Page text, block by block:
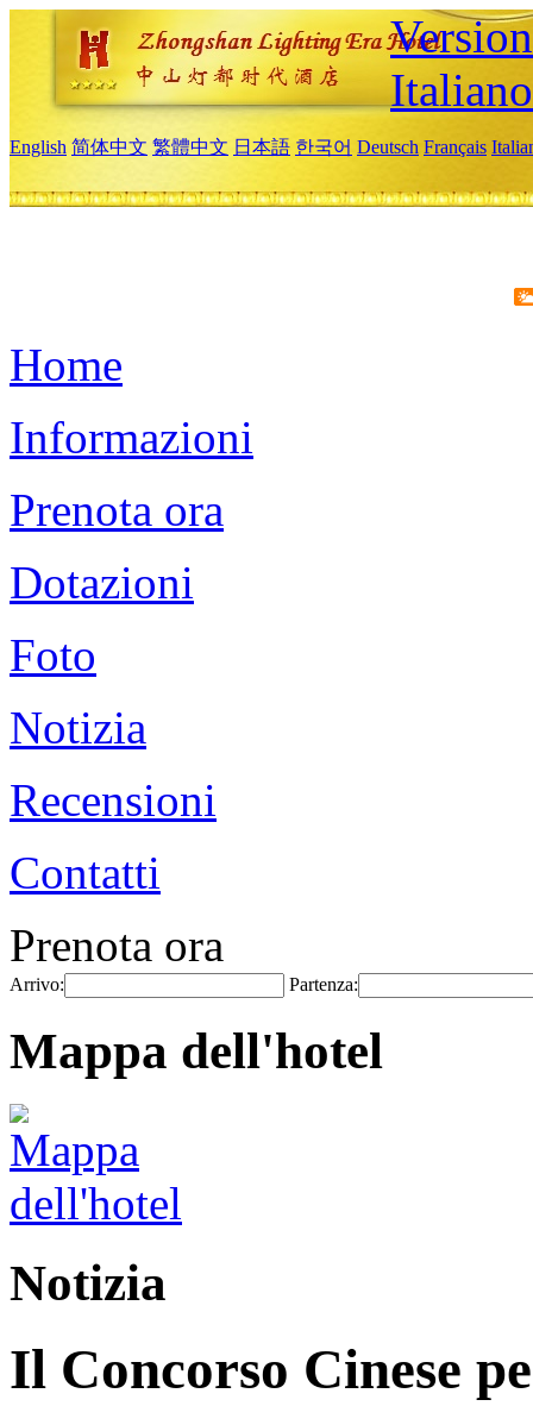
Italiano
English 简体中文 繁體中文 日本語 한국어 Deutsch Français
Home
Informazioni
Prenota ora
Dotazioni
Foto
Notizia
Recensioni
Contatti
Prenota ora
Arrivo: Partenza:
Mappa dell'hotel
Notizia
Il Concorso Cinese